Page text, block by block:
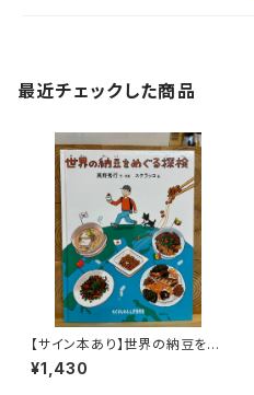
最近チェックした商品
【サイン本あり】世界の納豆をめ
ぐる探検
¥1,430